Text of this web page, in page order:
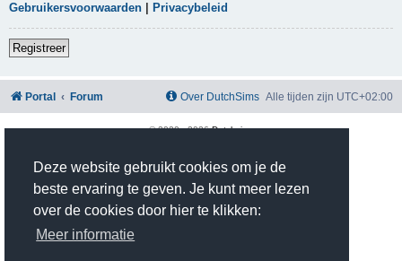
Deze website gebruikt cookies om je de
beste ervaring te geven. Je kunt meer lezen
over de cookies door hier te klikken:
Meer informatie
Gebruikersvoorwaarden | Privacybeleid
Registreer
Portal Forum Alle tijden zijn UTC+02:00
Over DutchSims
© 2020 -2026Dutchsims
Nederlandse vertaling door
phpBB.nl.
phpBB Two Factor Authentication ©
Privacy|Gebruikersvoorwaarden
Time: 0.374s| Peak Memory Usage: 2.81 MiB | GZIP: On |